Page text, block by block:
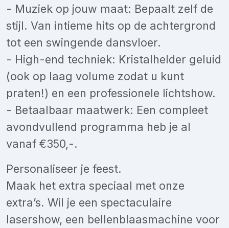
- Muziek op jouw maat: Bepaalt zelf de
stijl. Van intieme hits op de achtergrond
tot een swingende dansvloer.
- High-end techniek: Kristalhelder geluid
(ook op laag volume zodat u kunt
praten!) en een professionele lichtshow.
- Betaalbaar maatwerk: Een compleet
avondvullend programma heb je al
vanaf €350,-.
Personaliseer je feest.
Maak het extra speciaal met onze
extra’s. Wil je een spectaculaire
lasershow, een bellenblaasmachine voor